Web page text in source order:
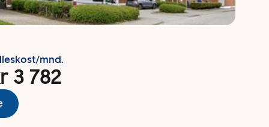
mnd.
3 782